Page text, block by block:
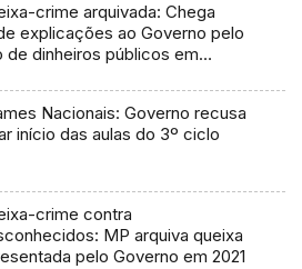
crime arquivada: Chega
explicações ao Governo pelo
de dinheiros públicos em
Nacionais: Governo recusa
início das aulas do 3º ciclo
crime contra
MP arquiva queixa
pelo Governo em 2021